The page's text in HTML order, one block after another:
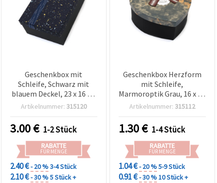
Geschenkbox mit
Schleife, Schwarz mit
blauem Deckel, 23 x 16 x 9
cm
Artikelnummer: 315120
3.00€ 1-2 Stück
RABATTE
FÜR MENGE
2.40 €- 20 %3-4 Stück
2.10 €- 30 %5 Stück +
Geschenkbox Herzform
mit Schleife,
Marmoroptik Grau, 16 x 14
x 6 cm
Artikelnummer: 315112
1.30€ 1-4 Stück
RABATTE
FÜR MENGE
1.04 €- 20 %5-9 Stück
0.91 €- 30 %10 Stück +